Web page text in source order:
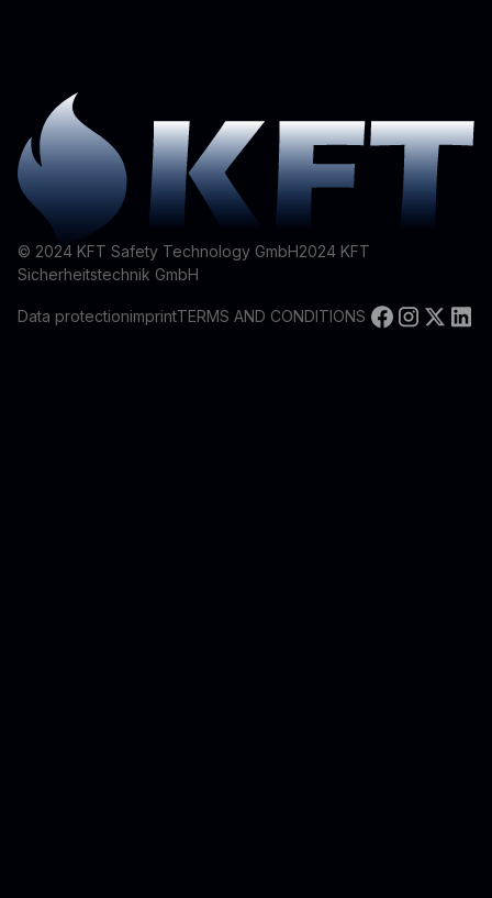
© 2024 KFT Safety Technology GmbH2024 KFT
Sicherheitstechnik GmbH
Data protectionimprintTERMS AND CONDITIONS